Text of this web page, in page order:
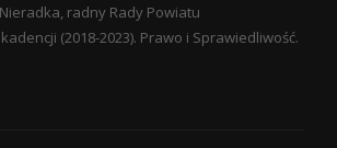
radny Rady Powiatu
(2018-2023). Prawo i Sprawiedliwość.